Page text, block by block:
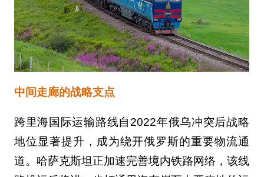
中间走廊的战略支点
跨里海国际运输路线自2022年俄乌冲突后战略
地位显著提升，成为绕开俄罗斯的重要物流通
道。哈萨克斯坦正加速完善境内铁路网络，该线